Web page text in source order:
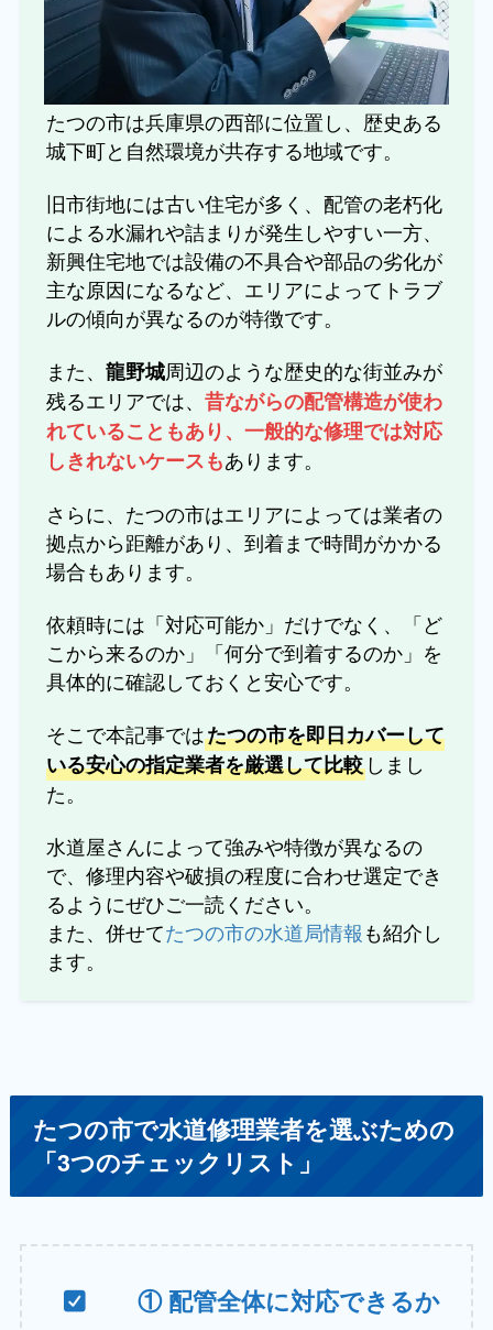
たつの市は兵庫県の西部に位置し、歴史ある
城下町と自然環境が共存する地域です。
旧市街地には古い住宅が多く、配管の老朽化
による水漏れや詰まりが発生しやすい一方、
新興住宅地では設備の不具合や部品の劣化が
主な原因になるなど、エリアによってトラブ
ルの傾向が異なるのが特徴です。
また、龍野城周辺のような歴史的な街並みが
残るエリアでは、昔ながらの配管構造が使わ
れていることもあり、一般的な修理では対応
しきれないケースもあります。
さらに、たつの市はエリアによっては業者の
拠点から距離があり、到着まで時間がかかる
場合もあります。
依頼時には「対応可能か」だけでなく、「ど
こから来るのか」「何分で到着するのか」を
具体的に確認しておくと安心です。
そこで本記事ではたつの市を即日カバーして
いる安心の指定業者を厳選して比較 しまし
た。
水道屋さんによって強みや特徴が異なるの
で、修理内容や破損の程度に合わせ選定でき
るようにぜひご一読ください。
また、併せてたつの市の水道局情報も紹介し
ます。
たつの市で水道修理業者を選ぶための
「3つのチェックリスト」
① 配管全体に対応できるか